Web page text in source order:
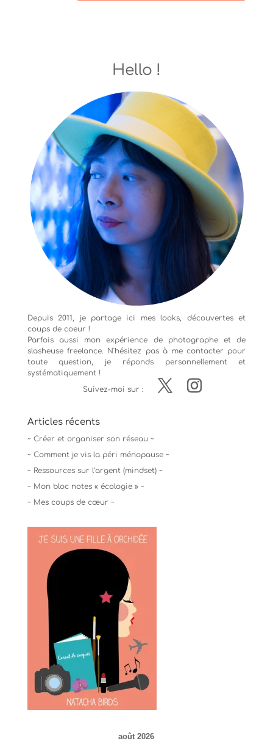
Hello !
Depuis 2011, je partage ici mes looks, découvertes et
coups de coeur !
Parfois aussi mon expérience de photographeet de
slasheuse freelance. N'hésitez pas à me contacter pour
toute question, je réponds personnellement et
systématiquement !
Suivez-moi sur :
Articles récents
~ Créer et organiser son réseau ~
~ Comment je vis la péri ménopause ~
~ Ressources sur l’argent (mindset) ~
~ Mon bloc notes « écologie » ~
~ Mes coups de cœur ~
août 2026